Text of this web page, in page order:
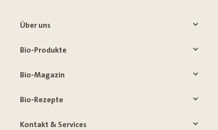
Über uns
Bio-Produkte
Bio-Magazin
Bio-Rezepte
Kontakt & Services